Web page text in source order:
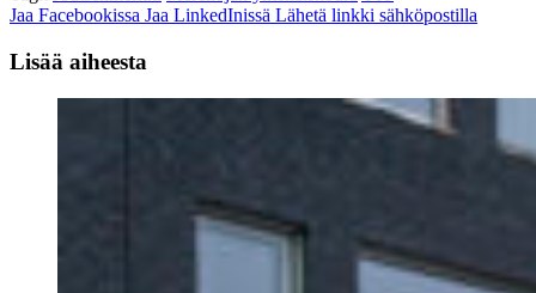
Jaa Facebookissa Jaa LinkedInissä Lähetä linkki sähköpostilla
Lisää aiheesta